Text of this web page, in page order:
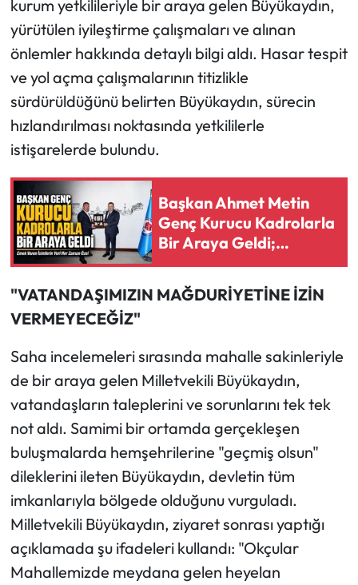
kurum yetkilileriyle bir araya gelen Büyükaydın,
yürütülen iyileştirme çalışmaları ve alınan
önlemler hakkında detaylı bilgi aldı. Hasar tespit
ve yol açma çalışmalarının titizlikle
sürdürüldüğünü belirten Büyükaydın, sürecin
hızlandırılması noktasında yetkililerle
istişarelerde bulundu.
Başkan Ahmet Metin
Genç Kurucu Kadrolarla
Bir Araya Geldi;
“Emekleri Unutulmaz”
"VATANDAŞIMIZIN MAĞDURİYETİNE İZİN
VERMEYECEĞİZ"
Saha incelemeleri sırasında mahalle sakinleriyle
de bir araya gelen Milletvekili Büyükaydın,
vatandaşların taleplerini ve sorunlarını tek tek
not aldı. Samimi bir ortamda gerçekleşen
buluşmalarda hemşehrilerine "geçmiş olsun"
dileklerini ileten Büyükaydın, devletin tüm
imkanlarıyla bölgede olduğunu vurguladı.
Milletvekili Büyükaydın, ziyaret sonrası yaptığı
açıklamada şu ifadeleri kullandı: "Okçular
Mahallemizde meydana gelen heyelan
Turizm
Teknoloji